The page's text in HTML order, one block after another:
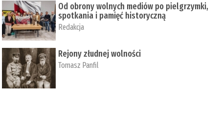
Od obrony wolnych mediów po pielgrzymki,
spotkania i pamięć historyczną
Redakcja
Rejony złudnej wolności
Tomasz Panfil